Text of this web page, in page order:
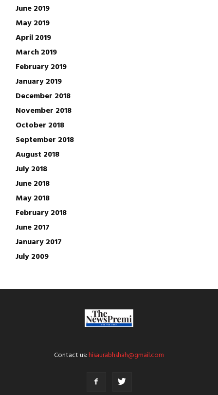
June 2019
May 2019
April 2019
March 2019
February 2019
January 2019
December 2018
November 2018
October 2018
September 2018
August 2018
July 2018
June 2018
May 2018
February 2018
June 2017
January 2017
July 2009
Contact us:hisaurabhshah@gmail.com